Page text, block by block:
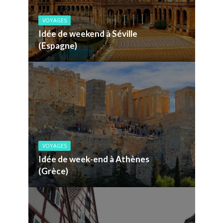
VOYAGES
Idée de weekend à Séville
(Espagne)
VOYAGES
Idée de week-end à Athènes
(Grèce)